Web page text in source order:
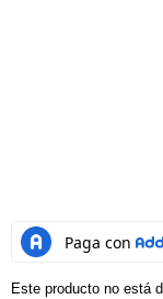
Este producto no está